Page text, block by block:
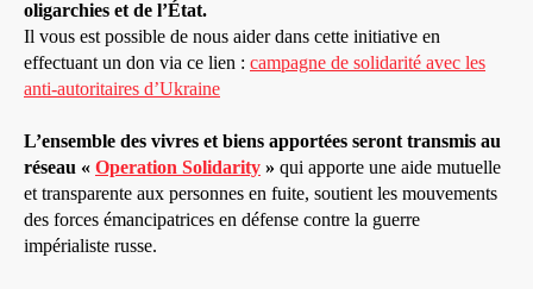
oligarchies et de l’État.
Il vous est possible de nous aider dans cette initiative en
effectuant un don via ce lien : campagne de solidarité avec les
anti-autoritaires d’Ukraine
L’ensemble des vivres et biens apportées seront transmis au
réseau « Operation Solidarity » qui apporte une aide mutuelle
et transparente aux personnes en fuite, soutient les mouvements
des forces émancipatrices en défense contre la guerre
impérialiste russe.